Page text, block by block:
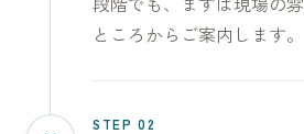
ところからご案内します。
STEP 02